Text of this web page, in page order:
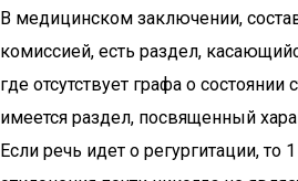
В медицинском заключении,
комиссией, есть раздел,
где отсутствует графа о
имеется раздел, посвященный
Если речь идет о регургитации, то